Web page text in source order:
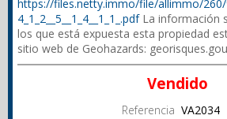
https://files.netty.immo/file/allimmo/
4_1_2__5__1_4__1_1_.pdfLa información
los que está expuesta esta propiedad
sitio web de Geohazards:
Vendido
Referencia VA2034